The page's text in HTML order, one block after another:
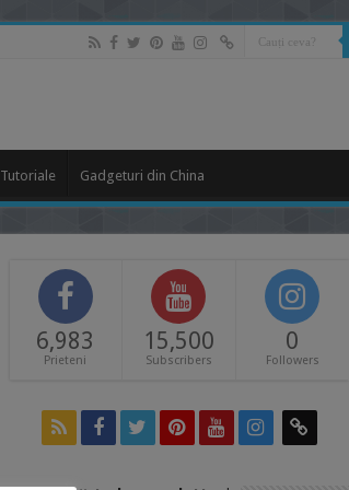
Tutoriale Gadgeturi din China
6,983
Prieteni
15,500
Subscribers
0
Followers